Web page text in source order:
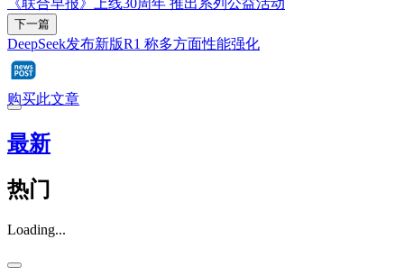
下一篇
DeepSeek发布新版R1 称多方面性能强化
购买此文章
最新
热门
Loading...